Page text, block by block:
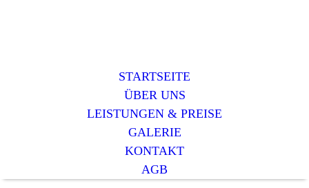
STARTSEITE
ÜBER UNS
LEISTUNGEN & PREISE
GALERIE
KONTAKT
AGB